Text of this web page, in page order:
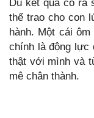
Dù kết quả có ra
thể trao cho con
hành. Một cái
chính là động lực
thật với mình và
mê chân thành.